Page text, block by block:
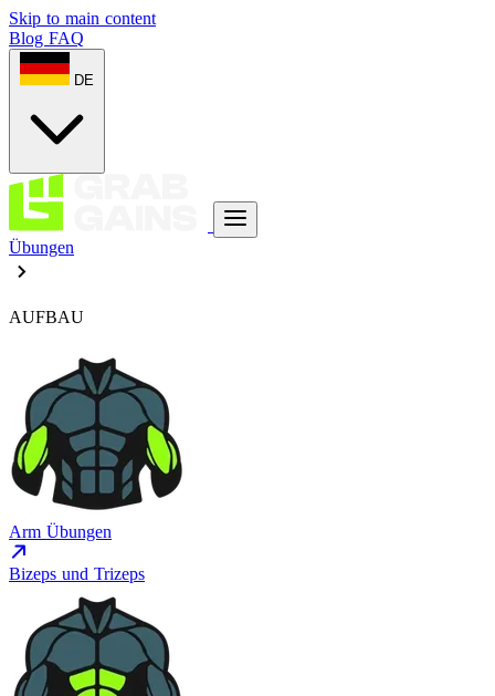
Skip to main content
Blog FAQ
DE
Übungen
AUFBAU
Arm Übungen
Bizeps und Trizeps